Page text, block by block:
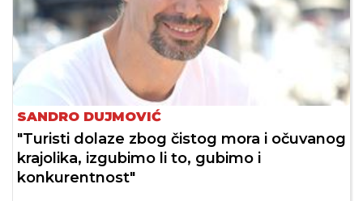
SANDRO DUJMOVIĆ
"Turisti dolaze zbog čistog mora i očuvanog
krajolika, izgubimo li to, gubimo i
konkurentnost"